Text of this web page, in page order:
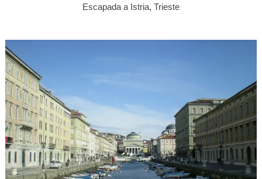
Escapada a Istria, Trieste